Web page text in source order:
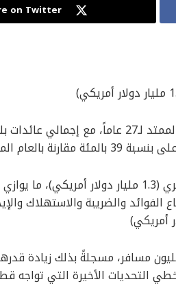
on Twitter
التحديات الأخيرة التي تواجه